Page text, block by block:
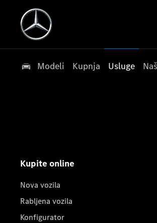
Modeli Kupnja Usluge
Kupite online
Nova vozila
Rabljena vozila
Konfigurator